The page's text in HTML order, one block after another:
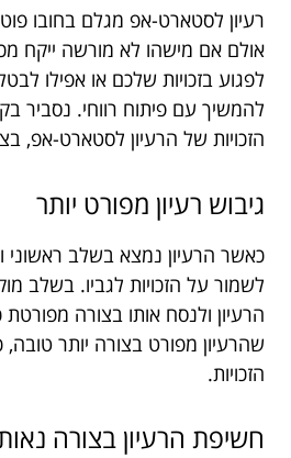
רעיון לסטארט-אפ מגלם בחובו
אולם אם מישהו לא מורשה ייקח
לפגוע בזכויות שלכם או אפילו
להמשיך עם פיתוח רווחי. נסביר
הזכויות של הרעיון לסטארט-אפ,
גיבוש רעיון מפורט יותר
כאשר הרעיון נמצא בשלב ראשוני
לשמור על הזכויות לגביו. בשלב
הרעיון ולנסח אותו בצורה
שהרעיון מפורט בצורה יותר
הזכויות.
חשיפת הרעיון בצורה